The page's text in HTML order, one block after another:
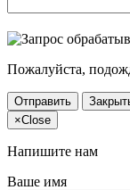
Пожалуйста,
Отправить
×Close
Напишите нам
Ваше имя